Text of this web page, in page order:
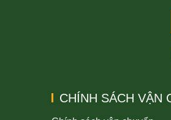
CHÍNH SÁCH VẬN